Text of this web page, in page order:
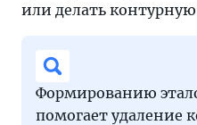
или делать
Формированию
помогает удаление